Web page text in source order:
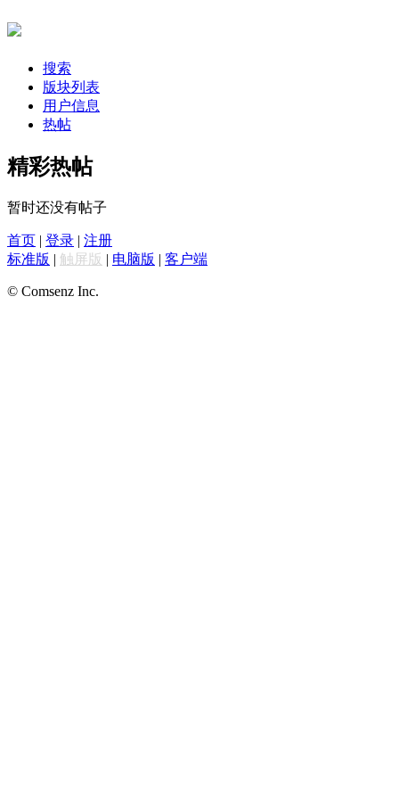
搜索
版块列表
用户信息
热帖
精彩热帖
暂时还没有帖子
首页 | 登录 | 注册
标准版 | 触屏版 | 电脑版 | 客户端
© Comsenz Inc.